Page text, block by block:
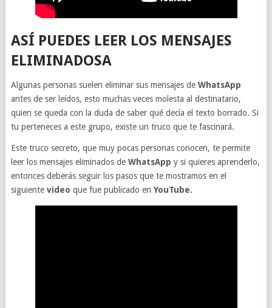
ASÍ PUEDES LEER LOS MENSAJES
ELIMINADOSA
Algunas personas suelen eliminar sus mensajes de WhatsApp
antes de ser leídos, esto muchas veces molesta al destinatario,
quien se queda con la duda de saber qué decía el texto borrado. Si
tu perteneces a este grupo, existe un truco que te fascinará.
Este truco secreto, que muy pocas personas conocen, te permite
leer los mensajes eliminados de WhatsApp y si quieres aprenderlo,
entonces deberás seguir los pasos que te mostramos en el
siguiente video que fue publicado en YouTube.